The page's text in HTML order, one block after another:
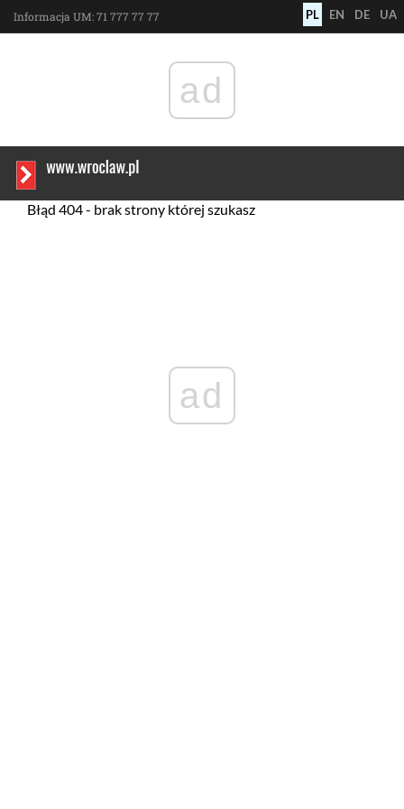
Informacja UM:71 777 77 77
ad
PL polski
EN english
DE UA
Błąd 404 - brak strony której szukasz
ad